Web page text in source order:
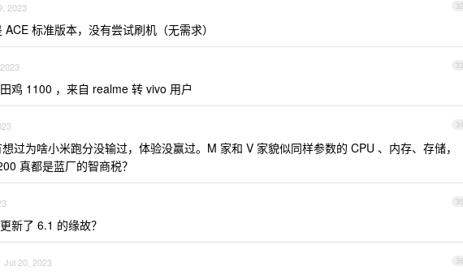
32
2023
标准版本，没有尝试刷机（无需求）
33
鸡 1100 ，来自 realme 转 vivo 用户
34
过为啥小米跑分没输过，体验没赢过。M 家和 V 家貌似同样参数的 CPU 、内存、存储，
真都是蓝厂的智商税？
35
新了 6.1 的缘故？
36
Jul 20, 2023